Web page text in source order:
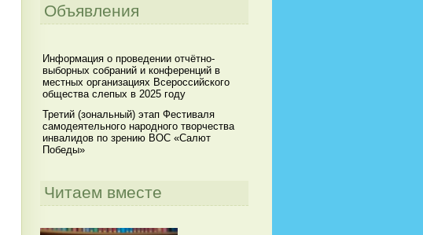
Объявления
Информация о проведении отчётно-
выборных собраний и конференций в
местных организациях Всероссийского
общества слепых в 2025 году
Третий (зональный) этап Фестиваля
самодеятельного народного творчества
инвалидов по зрению ВОС «Салют
Победы»
Читаем вместе